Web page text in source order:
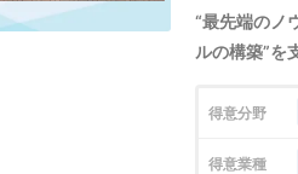
“最先端のノ
ルの構築”を
得意分野
得意業種